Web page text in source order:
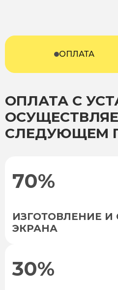
ОПЛАТА
ОПЛАТА С
СЛЕДУЮЩЕМ
70%
ИЗГОТОВЛЕНИЕ И
ЭКРАНА
30%